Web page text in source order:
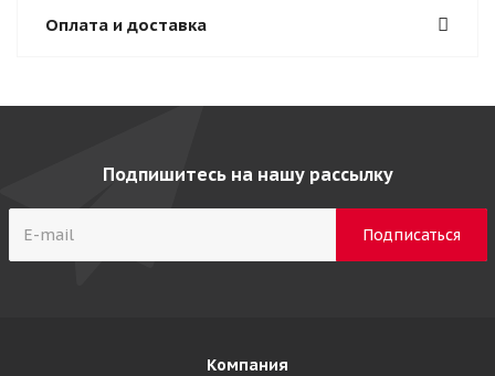
Оплата и доставка
Подпишитесь на нашу рассылку
Компания